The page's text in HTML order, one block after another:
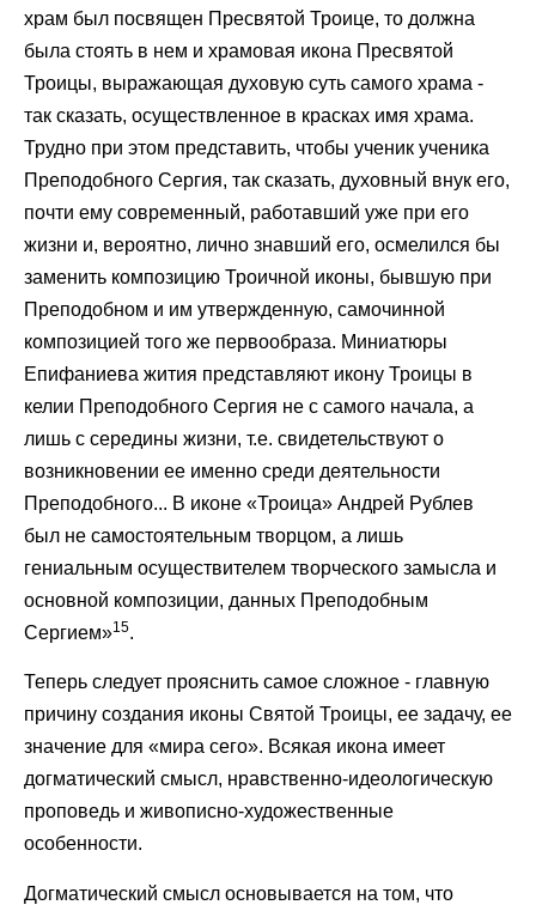
храм был посвящен Пресвятой Троице, то должна
была стоять в нем и храмовая икона Пресвятой
Троицы, выражающая духовую суть самого храма -
так сказать, осуществленное в красках имя храма.
Трудно при этом представить, чтобы ученик ученика
Преподобного Сергия, так сказать, духовный внук его,
почти ему современный, работавший уже при его
жизни и, вероятно, лично знавший его, осмелился бы
заменить композицию Троичной иконы, бывшую при
Преподобном и им утвержденную, самочинной
композицией того же первообраза. Миниатюры
Епифаниева жития представляют икону Троицы в
келии Преподобного Сергия не с самого начала, а
лишь с середины жизни, т.е. свидетельствуют о
возникновении ее именно среди деятельности
Преподобного... В иконе «Троица» Андрей Рублев
был не самостоятельным творцом, а лишь
гениальным осуществителем творческого замысла и
основной композиции, данных Преподобным
Сергием»15.
Теперь следует прояснить самое сложное - главную
причину создания иконы Святой Троицы, ее задачу, ее
значение для «мира сего». Всякая икона имеет
догматический смысл, нравственно-идеологическую
проповедь и живописно-художественные
особенности.
Догматический смысл основывается на том, что